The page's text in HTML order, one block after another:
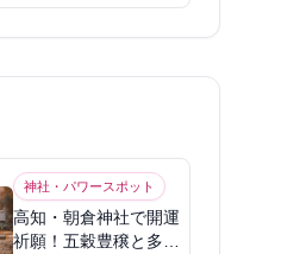
神社・パワースポット
高知・朝倉神社で開運
祈願！五穀豊穣と多幸